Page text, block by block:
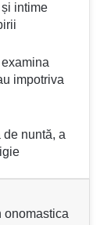
intime
impotriva
de nuntă, a
onomastica